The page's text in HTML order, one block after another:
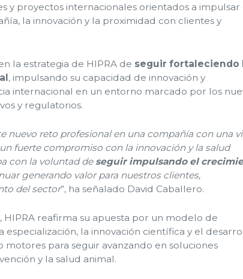
y proyectos internacionales orientados a impulsar
la innovación y la proximidad con clientes y
la estrategia de HIPRA de seguir fortaleciendo
, impulsando su capacidad de innovación y
internacional en un entorno marcado por los
y regulatorios.
nuevo reto profesional en una compañía con una
fuerte compromiso con la innovación y la salud
con la voluntad deseguir impulsando el
generando valor para nuestros clientes,
del sector”, ha señalado David Caballero.
HIPRA reafirma su apuesta por un modelo de
especialización, la innovación científica y el
para seguir avanzando en soluciones
y la salud animal.